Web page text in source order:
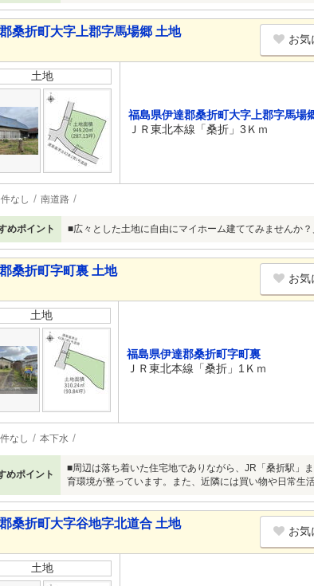
桑折町大字上郡字馬場郷 土地
お気
土地
福島県伊達郡桑折町大字上郡字馬場
ＪＲ東北本線「桑折」3Ｋｍ
なし 南道路
めポイント ■広々とした土地に自由にマイホーム建ててみませんか
桑折町字町裏 土地
お気
土地
福島県伊達郡桑折町字町裏
ＪＲ東北本線「桑折」1Ｋｍ
なし 本下水
めポイント
■周辺は落ち着いた住宅地でありながら、JR「桑折駅」
育環境が整っています。また、近隣には買い物や日常生
桑折町大字谷地字北道合 土地
お気
土地